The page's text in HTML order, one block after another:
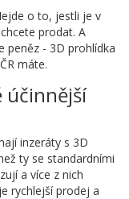
o to, jestli je v
prodat. A
peněz - 3D prohlídka
máte.
účinnější
inzeráty s 3D
ty se standardními
a více z nich
rychlejší prodej a